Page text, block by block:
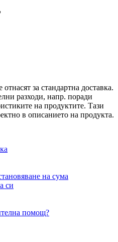
за стандартна доставка.
разходи, напр. поради
на продуктите. Тази
в описанието на продукта.
на сума
си
помощ?